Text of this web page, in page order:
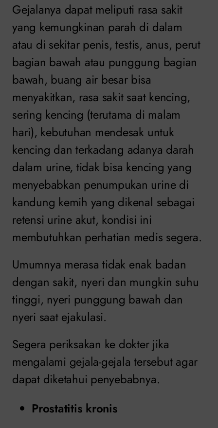
Gejalanya dapat meliputi rasa sakit
yang kemungkinan parah di dalam
atau di sekitar penis, testis, anus, perut
bagian bawah atau punggung bagian
bawah, buang air besar bisa
menyakitkan, rasa sakit saat kencing,
sering kencing (terutama di malam
hari), kebutuhan mendesak untuk
kencing dan terkadang adanya darah
dalam urine, tidak bisa kencing yang
menyebabkan penumpukan urine di
kandung kemih yang dikenal sebagai
retensi urine akut, kondisi ini
membutuhkan perhatian medis segera.
Umumnya merasa tidak enak badan
dengan sakit, nyeri dan mungkin suhu
tinggi, nyeri punggung bawah dan
nyeri saat ejakulasi.
Segera periksakan ke dokter jika
mengalami gejala-gejala tersebut agar
dapat diketahui penyebabnya.
Prostatitis kronis